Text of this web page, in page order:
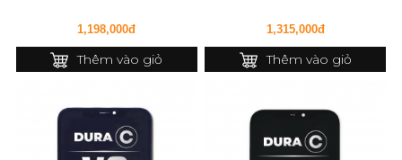
1,198,000đ
Thêm vào giỏ
1,315,000đ
Thêm vào giỏ